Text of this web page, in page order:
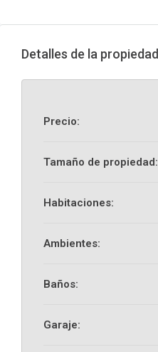
Detalles de la propiedad
Precio:
Tamaño de propiedad:
Habitaciones:
Ambientes:
Baños:
Garaje: